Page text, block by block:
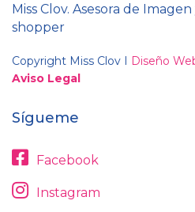
Miss Clov. Asesora de
shopper
Copyright Miss Clov I Diseño
Aviso Legal
Sígueme
Facebook
Instagram